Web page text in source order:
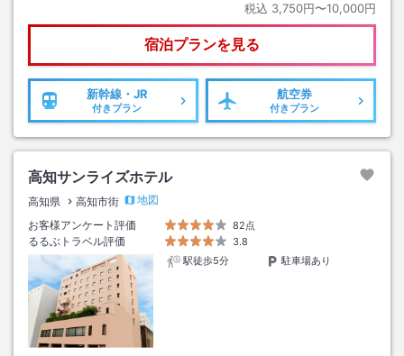
税込 3,750円〜10,000円
宿泊プランを見る
新幹線・JR
付きプラン
航空券
付きプラン
高知サンライズホテル
高知県 高知市街
地図
お客様アンケート評価
82点
るるぶトラベル評価
3.8
駅徒歩5分
駐車場あり